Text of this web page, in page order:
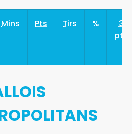
Mins Pts Tirs %
3
pts